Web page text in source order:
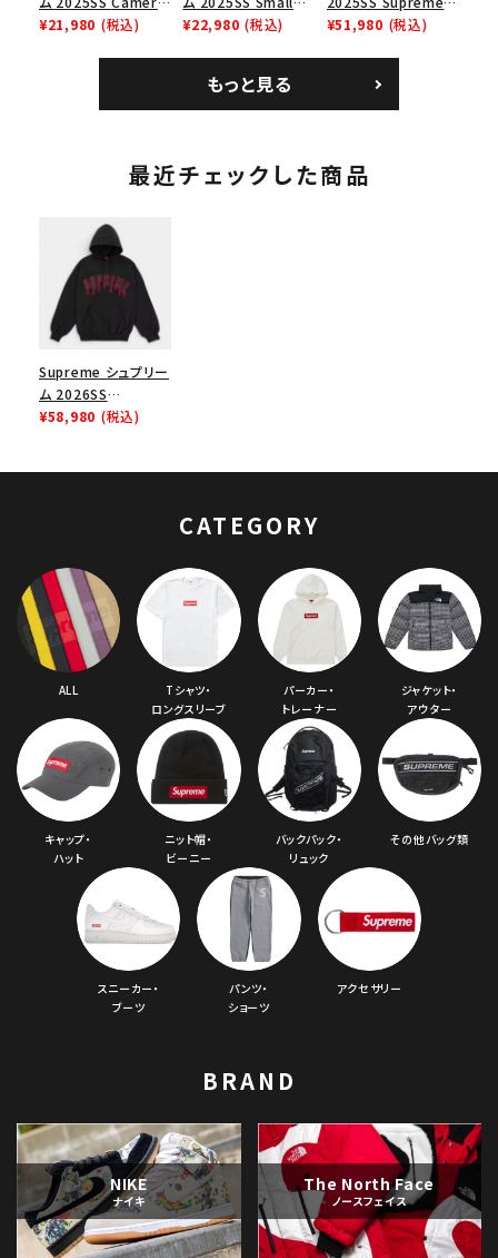
Bag + Mini Pouch
¥21,980 (税込)
Box Tee スモールボ
¥22,980 (税込)
GOODENOUGH
ムグッドイナフ ナイキ
エアフォース１スニー
¥51,980 (税込)
もっと見る
最近チェックした商品
Supreme シュプリー
ム 2026SS
Ghostface Arc
¥58,980 (税込)
CATEGORY
ALL
Tシャツ・
ロングスリーブ
パーカー・
トレーナー
ジャケット・
アウター
キャップ・
ハット
ニット帽・
ビーニー
バックパック・
リュック
その他バッグ類
スニーカー・
ブーツ
パンツ・
ショーツ
アクセサリー
BRAND
NIKE
ナイキ
The North Face
ノースフェイス